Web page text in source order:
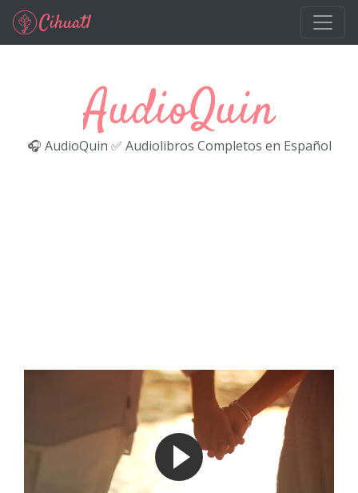
Ir al contenido principal
AudioQuin
🎧 AudioQuin ✅ Audiolibros Completos en Español